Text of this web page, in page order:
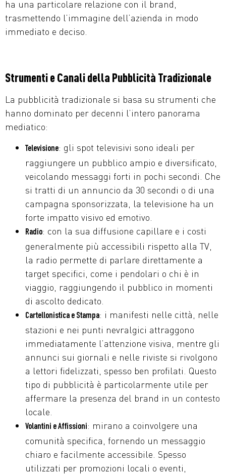
ha una particolare relazione con il brand,
trasmettendo l’immagine dell’azienda in modo
immediato e deciso.
Strumenti e Canali della Pubblicità Tradizionale
La pubblicità tradizionale si basa su strumenti che
hanno dominato per decenni l’intero panorama
mediatico:
Televisione: gli spot televisivi sono ideali per
raggiungere un pubblico ampio e diversificato,
veicolando messaggi forti in pochi secondi. Che
si tratti di un annuncio da 30 secondi o di una
campagna sponsorizzata, la televisione ha un
forte impatto visivo ed emotivo.
Radio: con la sua diffusione capillare e i costi
generalmente più accessibili rispetto alla TV,
la radio permette di parlare direttamente a
target specifici, come i pendolari o chi è in
viaggio, raggiungendo il pubblico in momenti
di ascolto dedicato.
Cartellonistica e Stampa: i manifesti nelle città, nelle
stazioni e nei punti nevralgici attraggono
immediatamente l’attenzione visiva, mentre gli
annunci sui giornali e nelle riviste si rivolgono
a lettori fidelizzati, spesso ben profilati. Questo
tipo di pubblicità è particolarmente utile per
affermare la presenza del brand in un contesto
locale.
Volantini e Affissioni: mirano a coinvolgere una
comunità specifica, fornendo un messaggio
chiaro e facilmente accessibile. Spesso
utilizzati per promozioni locali o eventi,